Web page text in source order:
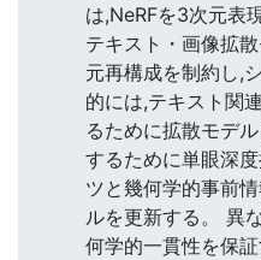
は,NeRFを3次元表
テキスト・画像拡
元再構成を制約し,
的には,テキスト関
るために拡散モデ
するために単眼深
ツと幾何学的事前
ルを更新する。 異
何学的一貫性を保